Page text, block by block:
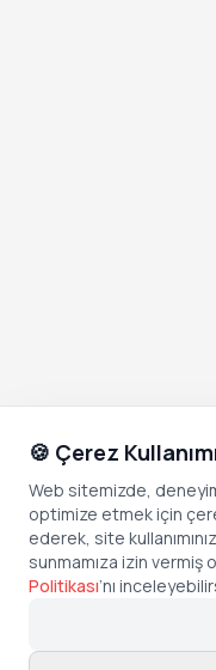
🍪 Çerez
Web sitemizde,
optimize etmek için
ederek, site
sunmamıza izin vermiş
Politikası’nı